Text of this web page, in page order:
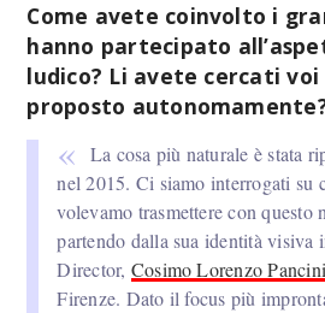
Come avete coinvolto i
hanno partecipato
ludico? Li avete cercati voi
proposto
La cosa più naturale è stata
nel 2015. Ci siamo interrogati su
volevamo trasmettere con questo
partendo dalla sua identità visiva
Director, Cosimo Lorenzo Pancini
Firenze. Dato il focus più